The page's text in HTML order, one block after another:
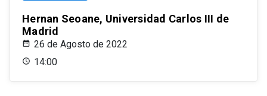
Hernan Seoane, Universidad Carlos III de
Madrid
26 de Agosto de 2022
14:00